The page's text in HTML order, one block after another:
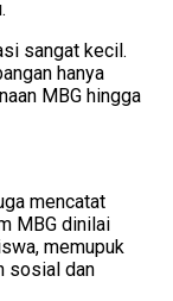
sangat kecil.
hanya
MBG hingga
mencatat
MBG dinilai
memupuk
sosial dan